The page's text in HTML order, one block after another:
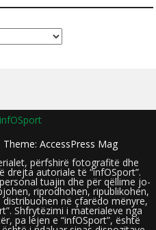
infOSport
Theme: AccessPress Mag
përfshirë fotografitë dhe
autoriale të “infOSport”.
tuajin dhe për qëllime jo-
riprodhohen, ripublikohen,
në çfarëdo mënyre,
Shfrytëzimi i materialeve nga
pa lejen e “infOSport”, është